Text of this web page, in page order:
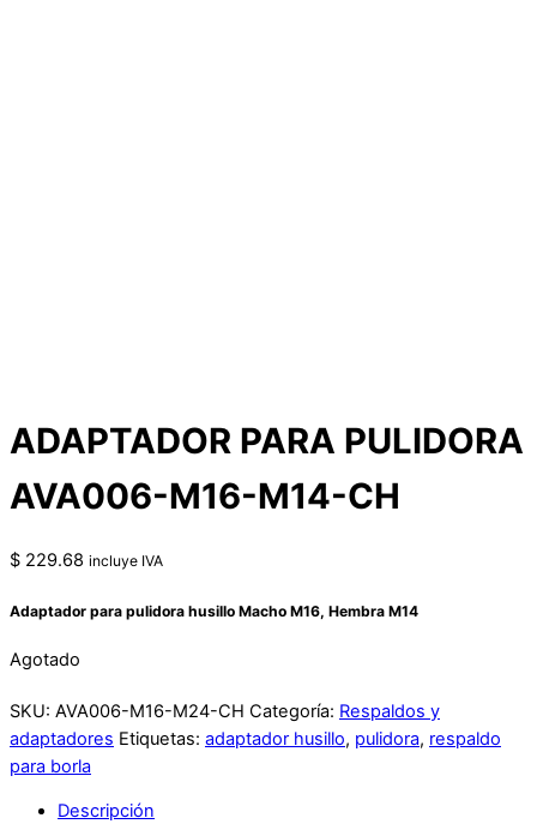
ADAPTADOR PARA PULIDORA
AVA006-M16-M14-CH
$ 229.68 incluye IVA
Adaptador para pulidora husillo Macho M16, Hembra M14
Agotado
SKU: AVA006-M16-M24-CH Categoría: Respaldos y
adaptadores Etiquetas: adaptador husillo, pulidora, respaldo
para borla
Descripción